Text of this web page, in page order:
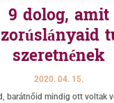
9 dolog, amit
szeretnének
2020. 04. 15.
barátnőid mindig ott voltak